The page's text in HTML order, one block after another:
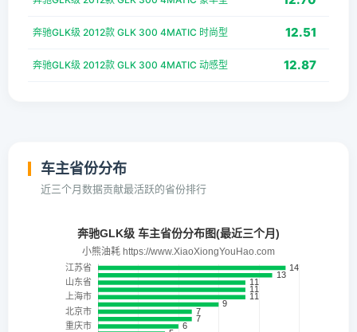
奔驰GLK级 2012款 GLK 300 4MATIC 时尚型 12.51
奔驰GLK级 2012款 GLK 300 4MATIC 动感型 12.87
车主省份分布
近三个月数据贡献最活跃的省份排行